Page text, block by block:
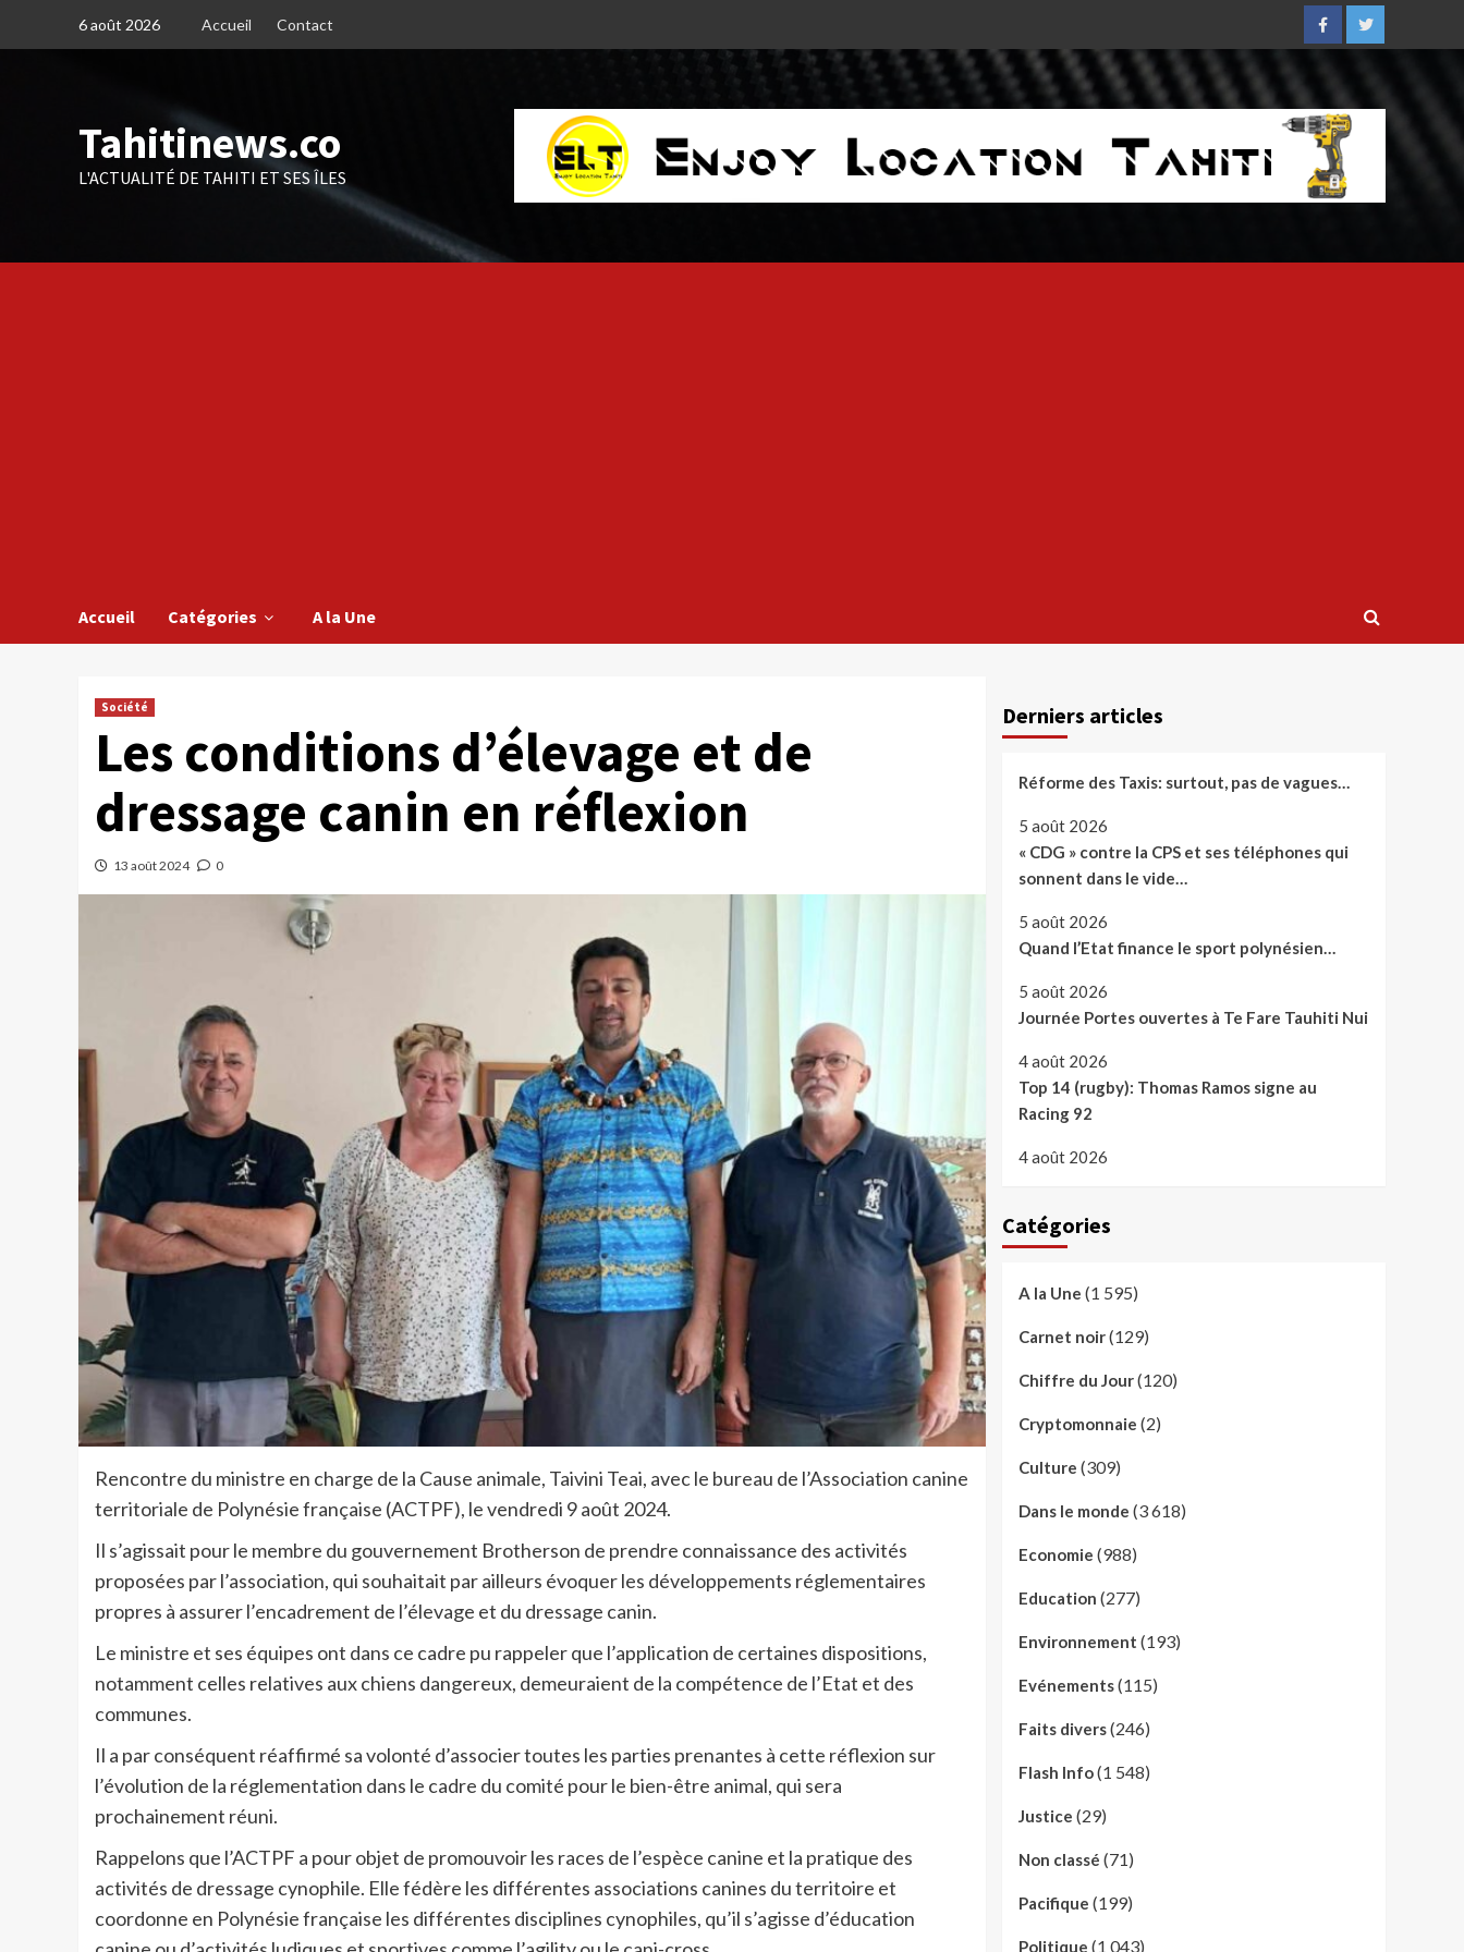
6 août 2026 Accueil Contact
FacebookTwitter
Tahitinews.co
L'ACTUALITÉ DE TAHITI ET SES ÎLES
Accueil Catégories A la Une
Société
Les conditions d’élevage et de
dressage canin en réflexion
13 août 2024 0
Rencontre du ministre en charge de la Cause animale, Taivini Teai, avec le bureau de l’Association canine
territoriale de Polynésie française (ACTPF), le vendredi 9 août 2024.
Il s’agissait pour le membre du gouvernement Brotherson de prendre connaissance des activités
proposées par l’association, qui souhaitait par ailleurs évoquer les développements réglementaires
propres à assurer l’encadrement de l’élevage et du dressage canin.
Le ministre et ses équipes ont dans ce cadre pu rappeler que l’application de certaines dispositions,
notamment celles relatives aux chiens dangereux, demeuraient de la compétence de l’Etat et des
communes.
Il a par conséquent réaffirmé sa volonté d’associer toutes les parties prenantes à cette réflexion sur
l’évolution de la réglementation dans le cadre du comité pour le bien-être animal, qui sera
prochainement réuni.
Rappelons que l’ACTPF a pour objet de promouvoir les races de l’espèce canine et la pratique des
activités de dressage cynophile. Elle fédère les différentes associations canines du territoire et
coordonne en Polynésie française les différentes disciplines cynophiles, qu’il s’agisse d’éducation
Derniers articles
Réforme des Taxis: surtout, pas de vagues…
5 août 2026
« CDG » contre la CPS et ses téléphones qui
sonnent dans le vide…
5 août 2026
Quand l’Etat finance le sport polynésien…
5 août 2026
Journée Portes ouvertes à Te Fare Tauhiti Nui
4 août 2026
Top 14 (rugby): Thomas Ramos signe au
Racing 92
4 août 2026
Catégories
A la Une (1 595)
Carnet noir(129)
Chiffre du Jour(120)
Cryptomonnaie (2)
Culture (309)
Dans le monde (3 618)
Economie (988)
Education (277)
Environnement (193)
Evénements(115)
Faits divers(246)
Flash Info(1 548)
Justice (29)
Non classé (71)
Pacifique (199)
Politique (1 043)